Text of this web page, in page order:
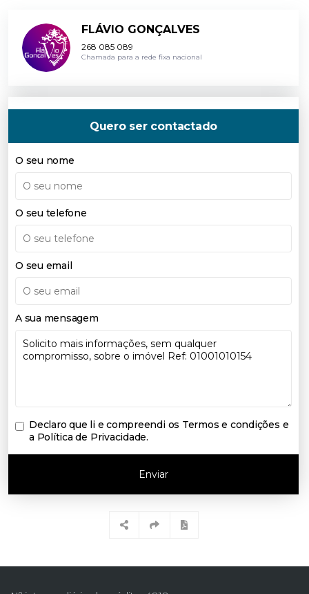
FLÁVIO GONÇALVES
268 085 089
Chamada para a rede fixa nacional
Quero ser contactado
O seu nome
O seu telefone
O seu email
A sua mensagem
Declaro que li e compreendi os Termos e condições e
a Política de Privacidade.
Enviar